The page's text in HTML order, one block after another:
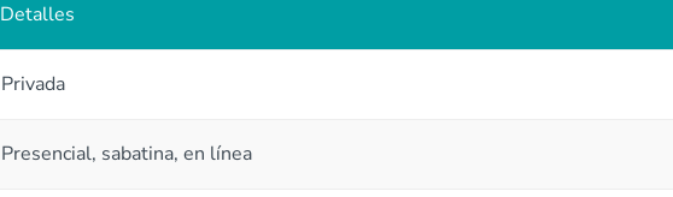
Detalles
Privada
Presencial, sabatina, en línea